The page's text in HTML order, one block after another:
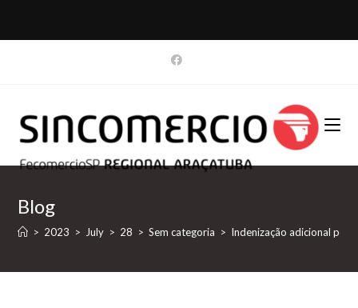
Blog
> 2023 > July > 28 > Sem categoria > Indenização adicional por